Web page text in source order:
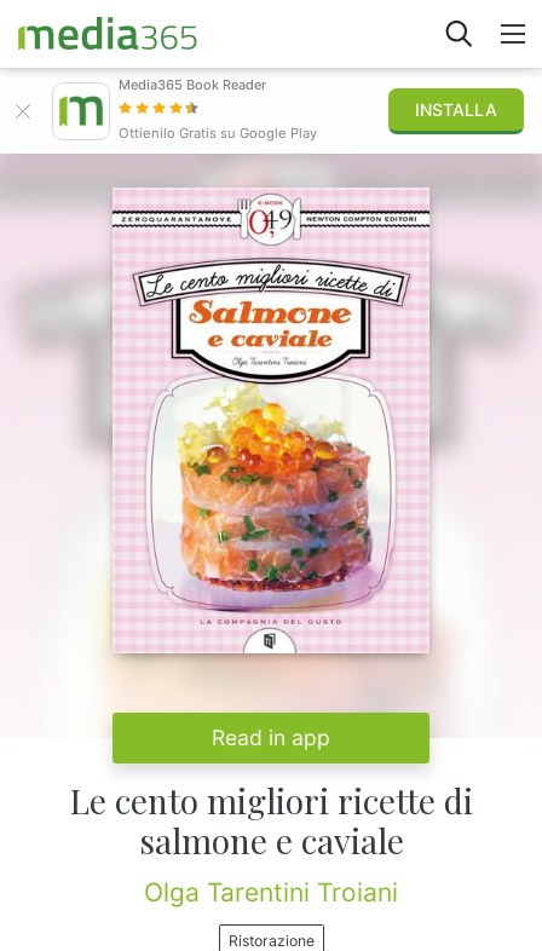
Accedi
Pubblica
Media365 Book Reader
Ottienilo Gratis su Google Play
INSTALLA
Read in app
Le cento migliori ricette di
salmone e caviale
Olga Tarentini Troiani
Ristorazione